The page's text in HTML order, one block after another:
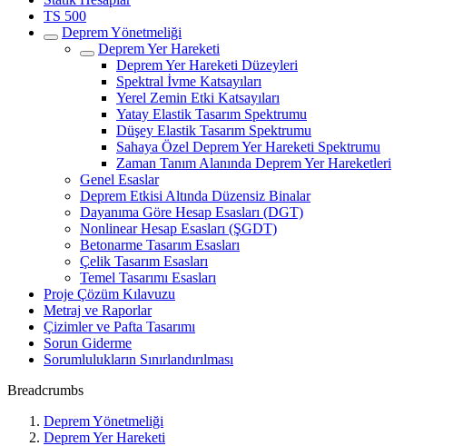
TS 500
Deprem Yönetmeliği
Deprem Yer Hareketi
Deprem Yer Hareketi Düzeyleri
Spektral İvme Katsayıları
Yerel Zemin Etki Katsayıları
Yatay Elastik Tasarım Spektrumu
Düşey Elastik Tasarım Spektrumu
Sahaya Özel Deprem Yer Hareketi Spektrumu
Zaman Tanım Alanında Deprem Yer Hareketleri
Genel Esaslar
Deprem Etkisi Altında Düzensiz Binalar
Dayanıma Göre Hesap Esasları (DGT)
Nonlinear Hesap Esasları (ŞGDT)
Betonarme Tasarım Esasları
Çelik Tasarım Esasları
Temel Tasarımı Esasları
Proje Çözüm Kılavuzu
Metraj ve Raporlar
Çizimler ve Pafta Tasarımı
Sorun Giderme
Sorumlulukların Sınırlandırılması
Breadcrumbs
Deprem Yönetmeliği
Deprem Yer Hareketi